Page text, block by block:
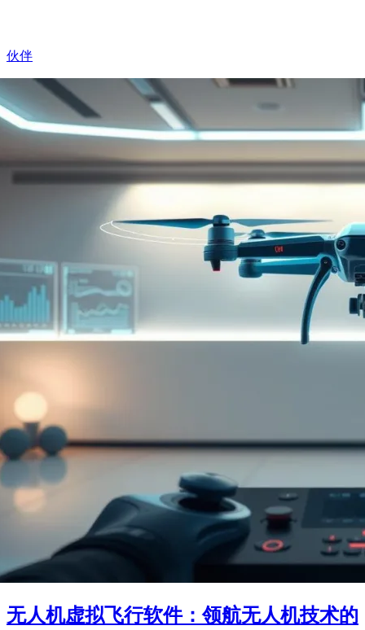
伙伴
无人机虚拟飞行软件：领航无人机技术的